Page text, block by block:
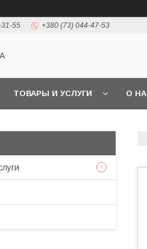
55 +380 (73) 044-47-53
ТОВАРЫ И УСЛУГИ О